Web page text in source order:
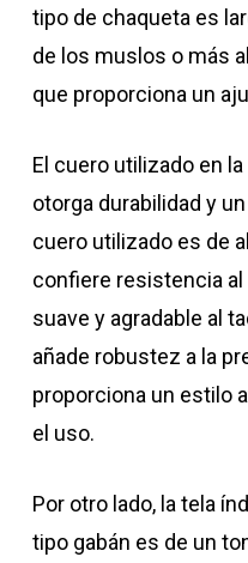
tipo de chaqueta es
de los muslos o más
que proporciona un
El cuero utilizado en
otorga durabilidad y
cuero utilizado es de
confiere resistencia
suave y agradable al
añade robustez a la
proporciona un estilo
el uso.
Por otro lado, la tela
tipo gabán es de un